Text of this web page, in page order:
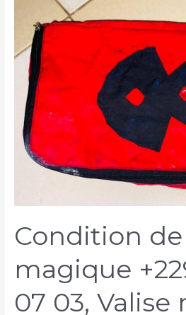
Condition de
magique
07 03,